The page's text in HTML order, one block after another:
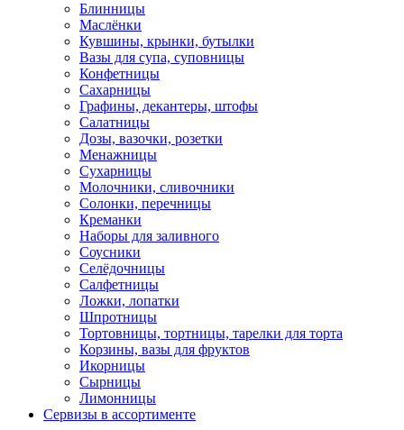
Блинницы
Маслёнки
Кувшины, крынки, бутылки
Вазы для супа, суповницы
Конфетницы
Сахарницы
Графины, декантеры, штофы
Салатницы
Дозы, вазочки, розетки
Менажницы
Сухарницы
Молочники, сливочники
Солонки, перечницы
Креманки
Наборы для заливного
Соусники
Селёдочницы
Салфетницы
Ложки, лопатки
Шпротницы
Тортовницы, тортницы, тарелки для торта
Корзины, вазы для фруктов
Икорницы
Сырницы
Лимонницы
Сервизы в ассортименте